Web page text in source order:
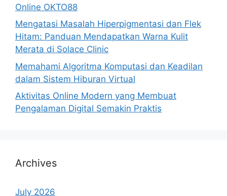
Online OKTO88
Mengatasi Masalah Hiperpigmentasi dan Flek
Hitam: Panduan Mendapatkan Warna Kulit
Merata di Solace Clinic
Memahami Algoritma Komputasi dan Keadilan
dalam Sistem Hiburan Virtual
Aktivitas Online Modern yang Membuat
Pengalaman Digital Semakin Praktis
Archives
July 2026